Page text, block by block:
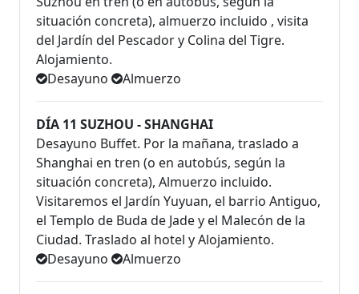
situación concreta), almuerzo incluido , visita
del Jardín del Pescador y Colina del Tigre.
Alojamiento.
Desayuno
Almuerzo
DÍA 11 SUZHOU - SHANGHAI
Desayuno Buffet. Por la mañana, traslado a
Shanghai en tren (o en autobús, según la
situación concreta), Almuerzo incluido.
Visitaremos el Jardín Yuyuan, el barrio Antiguo,
el Templo de Buda de Jade y el Malecón de la
Ciudad. Traslado al hotel y Alojamiento.
Desayuno
Almuerzo